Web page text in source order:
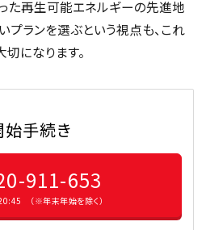
た再生可能エネルギーの先進地
プランを選ぶという視点も、これ
になります。
始手続き
911-653
（※年末年始を除く）